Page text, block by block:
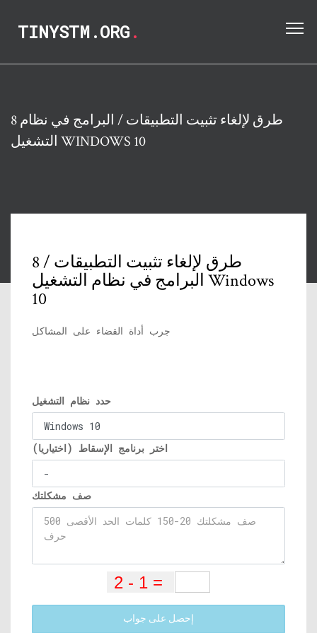
TINYSTM.ORG.
8 طرق لإلغاء تثبيت التطبيقات / البرامج في نظام
التشغيل WINDOWS 10
8 طرق لإلغاء تثبيت التطبيقات /
البرامج في نظام التشغيل Windows
10
جرب أداة القضاء على المشاكل
حدد نظام التشغيل
اختر برنامج الإسقاط (اختياريا)
صف مشكلتك
إحصل على جواب